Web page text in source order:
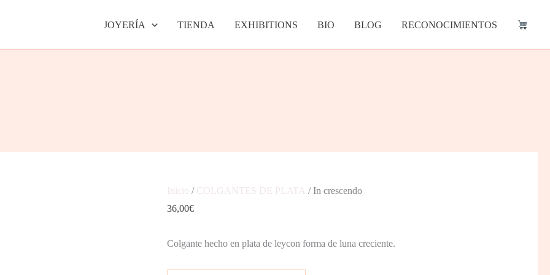
JOYERÍA TIENDA EXHIBITIONS BIO BLOG RECONOCIMIENTOS
Inicio / COLGANTES DE PLATA / In crescendo
36,00€
Colgante hecho en plata de leycon forma de luna creciente.
crescendo